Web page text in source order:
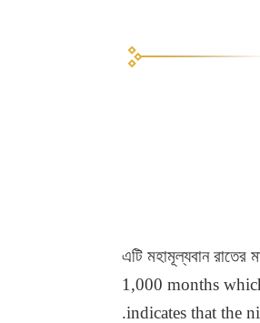
এটি মহামূল্যবান রাতের
1,000 months
indicates that the